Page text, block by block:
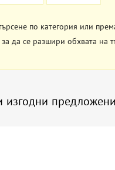
по категория или
да се разшири обхвата на
изгодни